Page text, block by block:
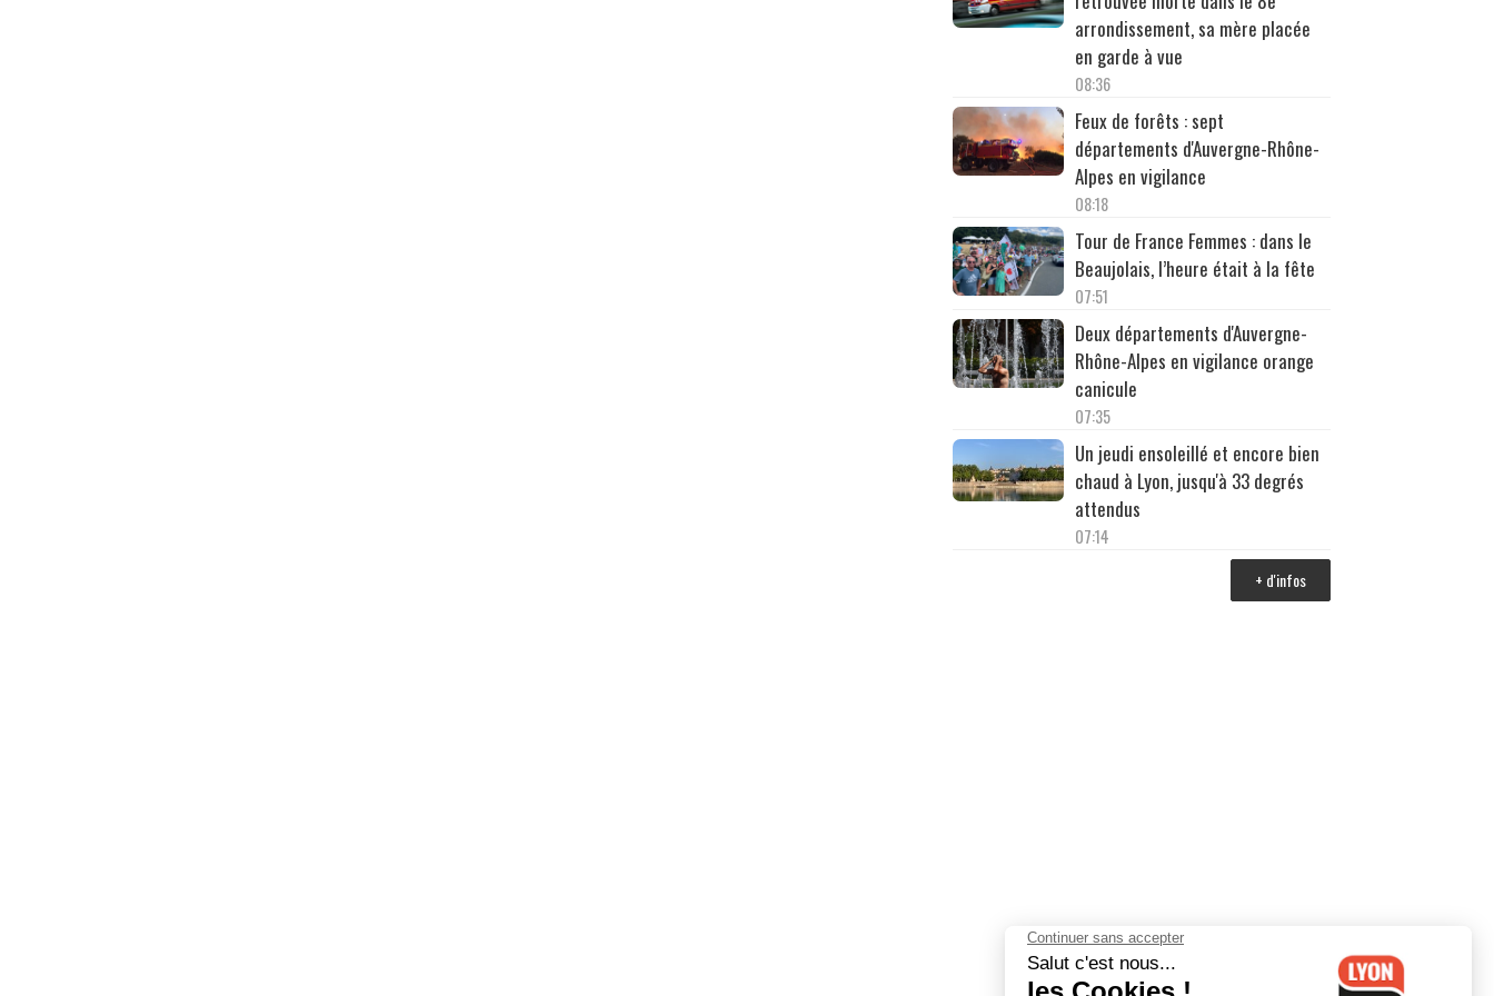
arrondissement, sa mère placée
en garde à vue
08:36
Feux de forêts : sept
départements d'Auvergne-Rhône-
Alpes en vigilance
08:18
Tour de France Femmes : dans le
Beaujolais, l’heure était à la fête
07:51
Deux départements d'Auvergne-
Rhône-Alpes en vigilance orange
canicule
07:35
Un jeudi ensoleillé et encore bien
chaud à Lyon, jusqu'à 33 degrés
attendus
07:14
+ d'infos